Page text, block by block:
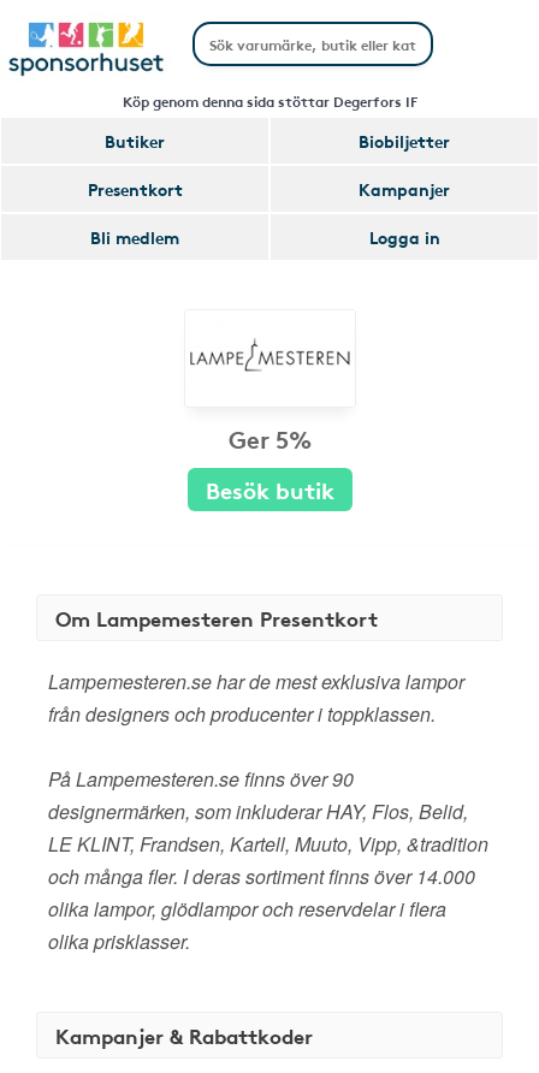
Köp genom denna sida stöttar Degerfors IF
Butiker
Biobiljetter
Presentkort
Kampanjer
Bli medlem
Logga in
Ger 5%
Besök butik
Om Lampemesteren Presentkort
Lampemesteren.se har de mest exklusiva lampor
från designers och producenter i toppklassen.
På Lampemesteren.se finns över 90
designermärken, som inkluderar HAY, Flos, Belid,
LE KLINT, Frandsen, Kartell, Muuto, Vipp, &tradition
och många fler. I deras sortiment finns över 14.000
olika lampor, glödlampor och reservdelar i flera
olika prisklasser.
Kampanjer & Rabattkoder